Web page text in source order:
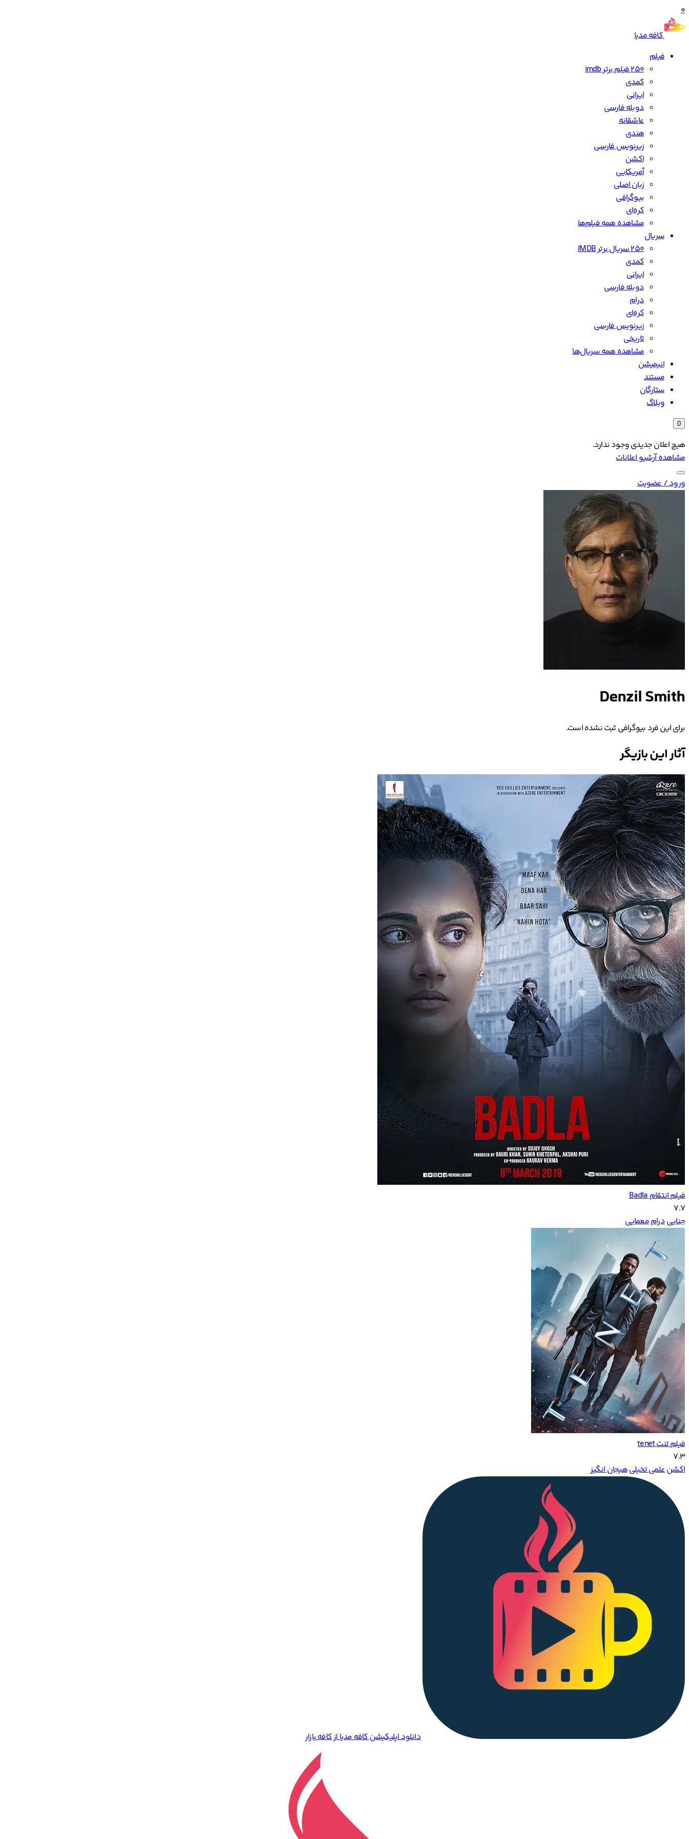
0
کافه مدیا
فیلم
250 فیلم برتر imdb
کمدی
ایرانی
دوبله فارسی
عاشقانه
هندی
زیرنویس فارسی
اکشن
آمریکایی
زبان اصلی
بیوگرافی
کره‌ای
مشاهده همه فیلم‌ها
سریال
۲۵۰ سریال برتر IMDB
کمدی
ایرانی
دوبله فارسی
درام
کره‌ای
زیرنویس فارسی
تاریخی
مشاهده همه سریال‌ها
انیمیشن
مستند
ستارگان
وبلاگ
0
هیچ اعلان جدیدی وجود ندارد.
مشاهده آرشیو اعلانات
ورود / عضویت
Denzil Smith
برای این فرد بیوگرافی ثبت نشده است.
آثار این بازیگر
فیلم انتقام Badla
7.7
جناییدراممعمایی
فیلم تنت tenet
7.3
اکشنعلمی تخیلیهیجان انگیز
دانلود اپلیکیشن کافه مدیا از کافه بازار